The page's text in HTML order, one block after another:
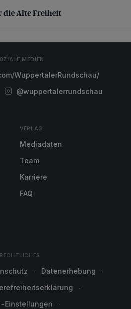
Alte Freiheit
die Alte Freiheit
MEDIEN
WuppertalerRundschau/
@wuppertalerrundschau
VERLAG
Mediadaten
Team
Karriere
FAQ
RECHTLICHES
Datenerhebung
Einstellungen